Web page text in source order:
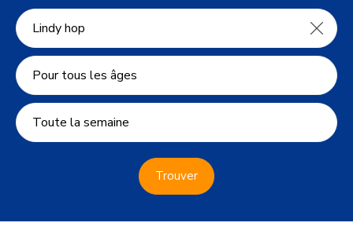
Pour tous les âges
Toute la semaine
Trouver